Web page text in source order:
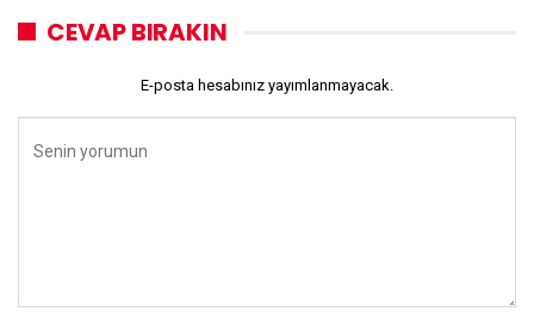
CEVAP BIRAKIN
E-posta hesabınız yayımlanmayacak.